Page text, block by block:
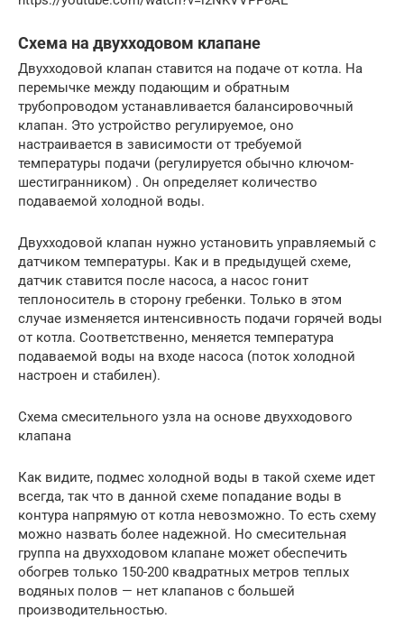
Схема на двухходовом клапане
Двухходовой клапан ставится на подаче от котла. На
перемычке между подающим и обратным
трубопроводом устанавливается балансировочный
клапан. Это устройство регулируемое, оно
настраивается в зависимости от требуемой
температуры подачи (регулируется обычно ключом-
шестигранником) . Он определяет количество
подаваемой холодной воды.
Двухходовой клапан нужно установить управляемый с
датчиком температуры. Как и в предыдущей схеме,
датчик ставится после насоса, а насос гонит
теплоноситель в сторону гребенки. Только в этом
случае изменяется интенсивность подачи горячей воды
от котла. Соответственно, меняется температура
подаваемой воды на входе насоса (поток холодной
настроен и стабилен).
Схема смесительного узла на основе двухходового
клапана
Как видите, подмес холодной воды в такой схеме идет
всегда, так что в данной схеме попадание воды в
контура напрямую от котла невозможно. То есть схему
можно назвать более надежной. Но смесительная
группа на двухходовом клапане может обеспечить
обогрев только 150-200 квадратных метров теплых
водяных полов — нет клапанов с большей
производительностью.